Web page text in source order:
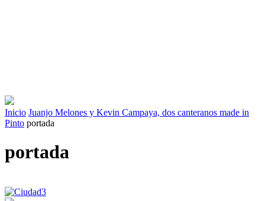
Inicio Juanjo Melones y Kevin Campaya, dos canteranos made in
Pinto portada
portada